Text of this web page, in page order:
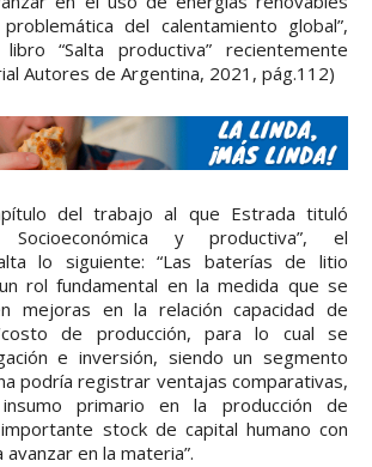
del calentamiento global”,
“Salta productiva” recientemente
Autores de Argentina, 2021, pág.112)
del trabajo al que Estrada tituló
Socioeconómica y productiva”, el
lo siguiente: “Las baterías de litio
rol fundamental en la medida que se
mejoras en la relación capacidad de
costo de producción, para lo cual se
e inversión, siendo un segmento
podría registrar ventajas comparativas,
primario en la producción de
stock de capital humano con
en la materia”.